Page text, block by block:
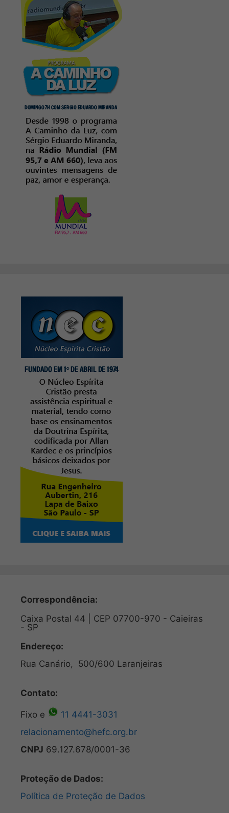
Correspondência:
Caixa Postal 44 | CEP 07700-970 - Caieiras
- SP
Endereço:
Rua Canário, 500/600 Laranjeiras
Contato:
Fixo e
11 4441-3031
relacionamento@hefc.org.br
CNPJ 69.127.678/0001-36
Proteção de Dados:
Política de Proteção de Dados